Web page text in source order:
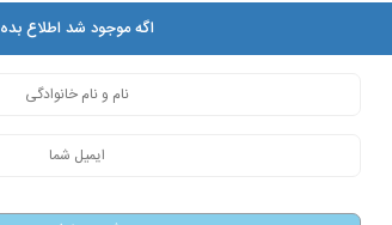
اگه موجود شد اطلاع بده